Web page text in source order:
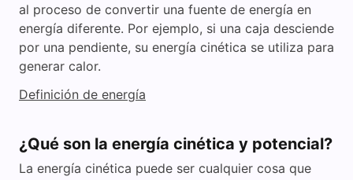
al proceso de convertir una fuente de energía en
energía diferente. Por ejemplo, si una caja desciende
por una pendiente, su energía cinética se utiliza para
generar calor.
Definición de energía
¿Qué son la energía cinética y potencial?
La energía cinética puede ser cualquier cosa que